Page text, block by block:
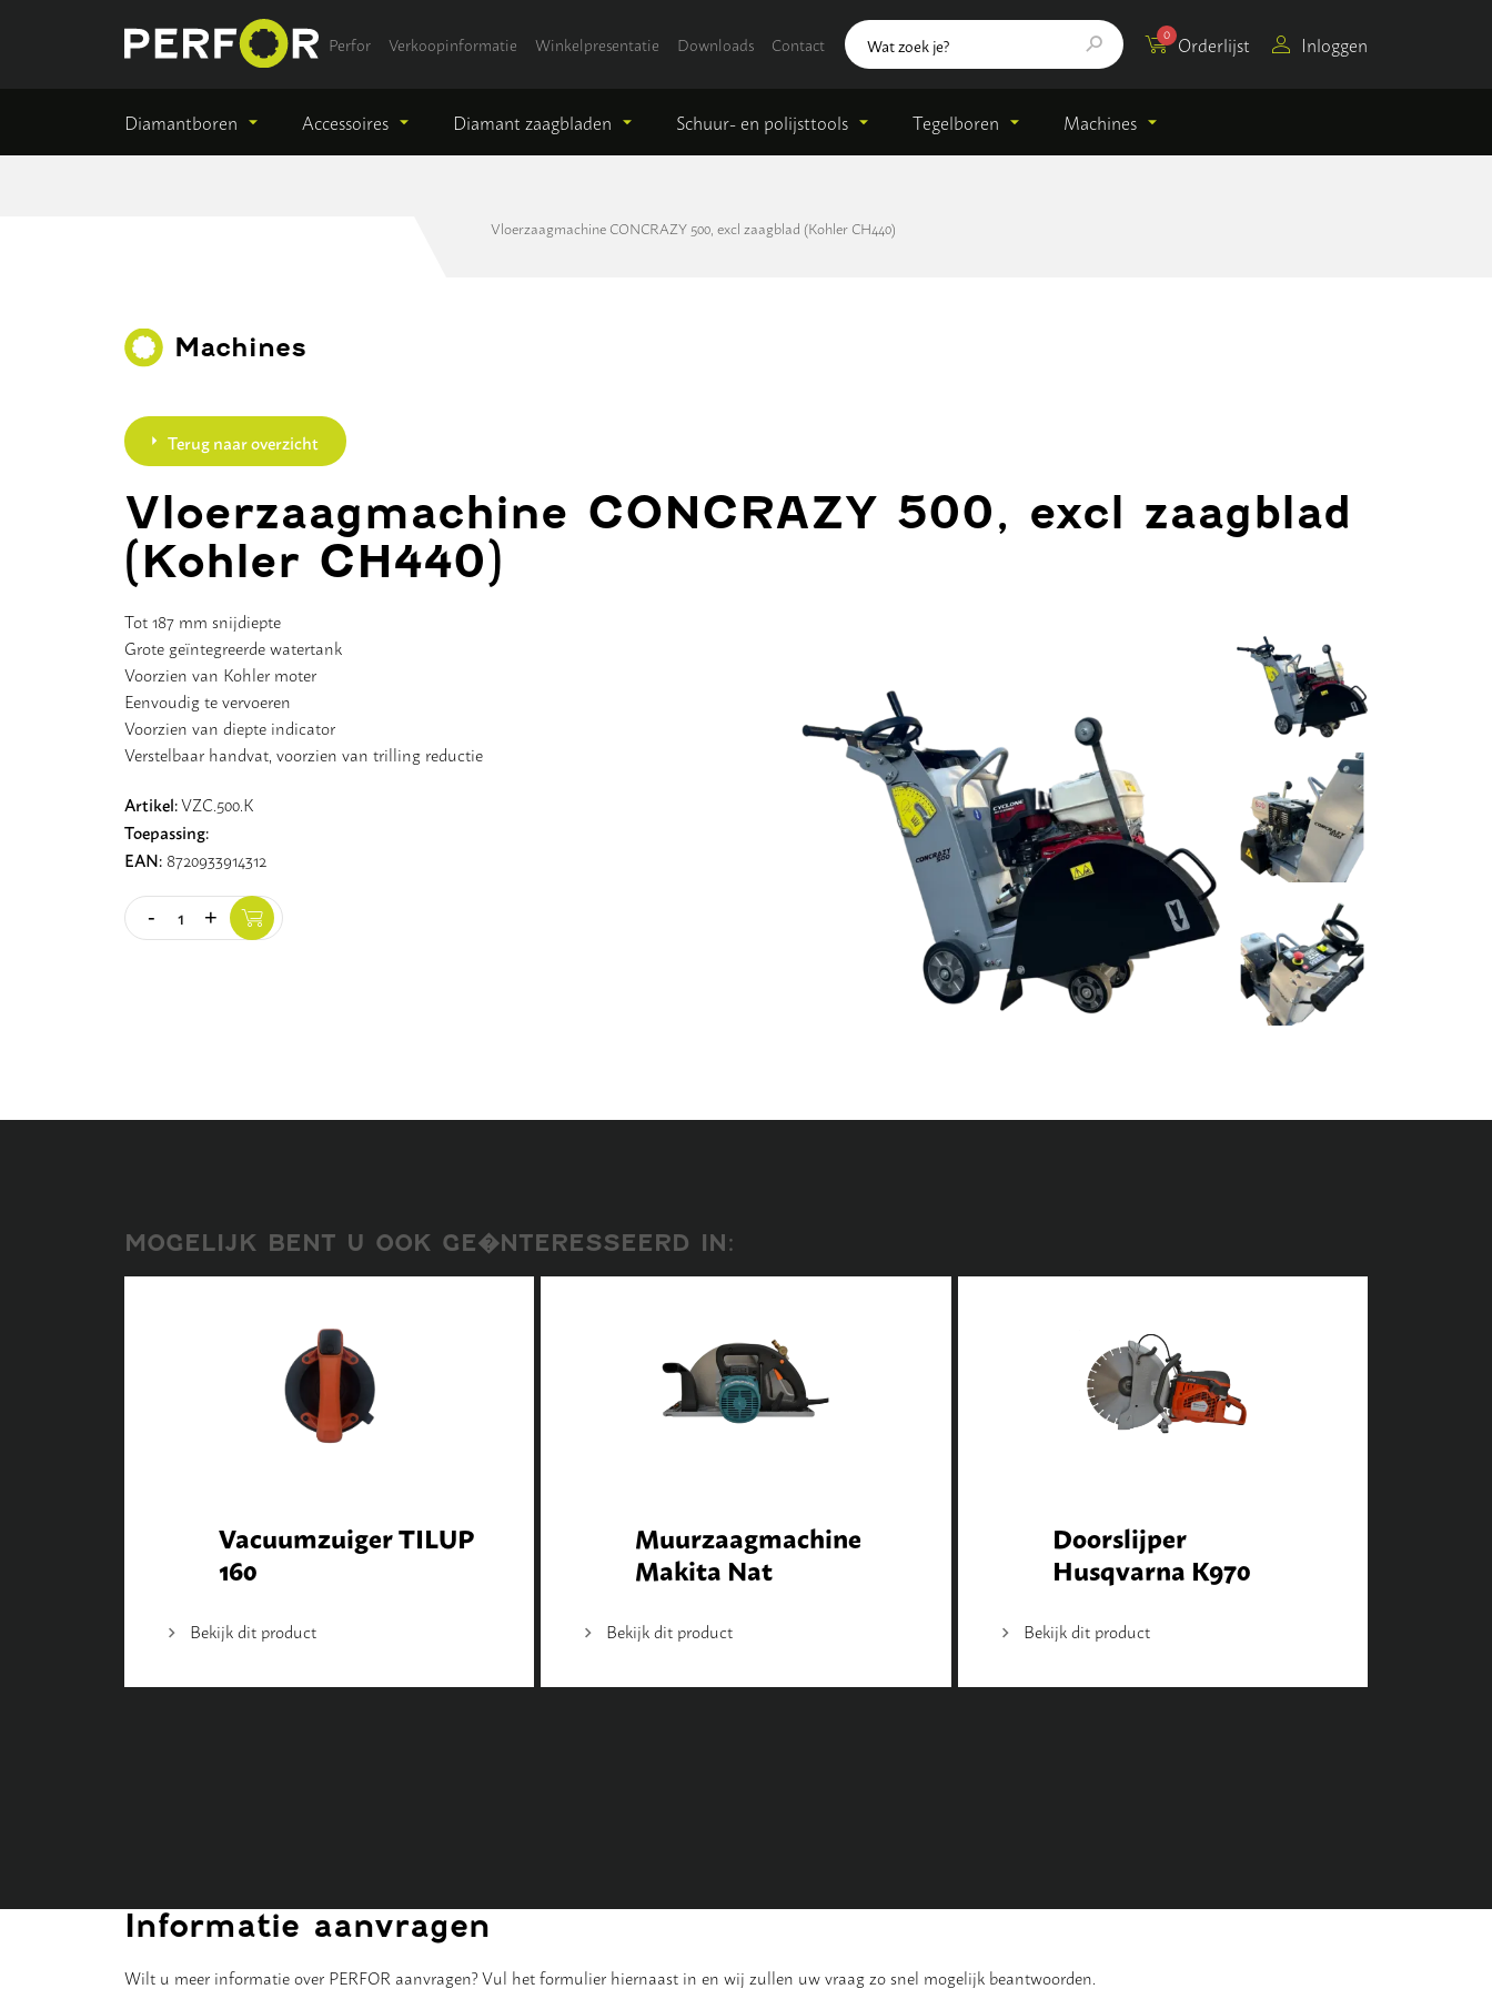
Perfor Verkoopinformatie Winkelpresentatie Downloads Contact Orderlijst
0 Inloggen
Diamantboren Accessoires Diamant zaagbladen Schuur- en polijsttools Tegelboren Machines
Vloerzaagmachine CONCRAZY 500, excl zaagblad (Kohler CH440)
Machines
Terug naar overzicht
Vloerzaagmachine CONCRAZY 500, excl zaagblad
(Kohler CH440)
Tot 187 mm snijdiepte
Grote geïntegreerde watertank
Voorzien van Kohler moter
Eenvoudig te vervoeren
Voorzien van diepte indicator
Verstelbaar handvat, voorzien van trilling reductie
Artikel:VZC.500.K
Toepassing:
EAN: 8720933914312
Quantity
- +
MOGELIJK BENT U OOK GE�NTERESSEERD IN:
Vacuumzuiger TILUP
160
Bekijk dit product
Muurzaagmachine
Makita Nat
Bekijk dit product
Doorslijper
Husqvarna K970
Bekijk dit product
Informatie aanvragen
Wilt u meer informatie over PERFOR aanvragen? Vul het formulier hiernaast in en wij zullen uw vraag zo snel mogelijk beantwoorden.